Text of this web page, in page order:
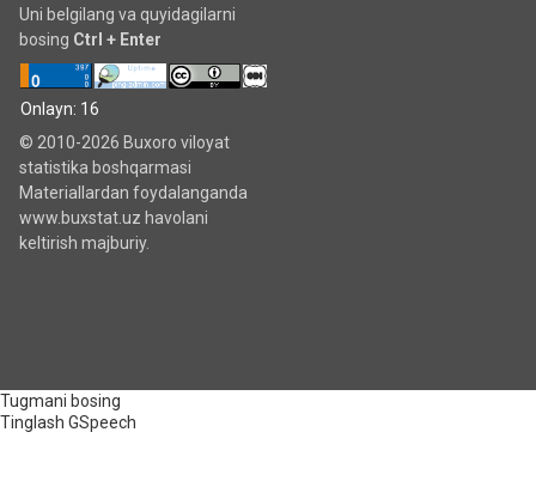
Uni belgilang va quyidagilarni
bosing Ctrl + Enter
Onlayn: 16
© 2010-2026 Buxoro viloyat
statistika boshqarmasi
Materiallardan foydalanganda
www.buxstat.uz havolani
keltirish majburiy.
Tugmani bosing
Tinglash GSpeech